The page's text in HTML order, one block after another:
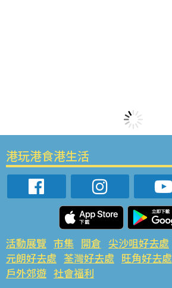
港玩港食港生活
活動展覽 市集 開倉 尖沙咀好去處
元朗好去處 荃灣好去處 旺角好去處
戶外郊遊 社會福利